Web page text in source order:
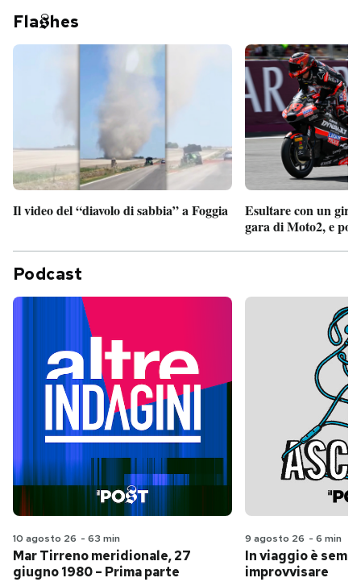
Fla hes
Il video del “diavolo di sabbia” a Foggia
Esultare con un
gara di Moto2, e poi
Podcast
10 agosto 26 - 63 min
Mar Tirreno meridionale, 27
giugno 1980 – Prima parte
9 agosto 26 - 6 min
In viaggio è
improvvisare